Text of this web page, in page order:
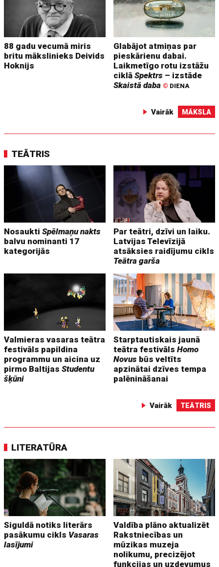
88 gadu vecumā miris
britu mākslinieks Deivids
Hoknijs
Glabājot atmiņas par
pieskārienu dabai.
Laikmetīgo rotu izstāžu
ciklāSpektrs – izstāde
Skaistā daba © DIENA
Vairāk MĀKSLA
TEĀTRIS
NosauktiSpēlmaņu nakts
balvu nominanti 17
kategorijās
Par teātri, dzīvi un laiku.
Latvijas Televīzijā
atsāksies raidījumu cikls
Teātra garša
Valmieras vasaras teātra
festivāls papildina
programmu un aicina uz
pirmo BaltijasStudentu
šķūni
Starptautiskais jaunā
teātra festivālsHomo
Novus būs veltīts
apzinātai dzīves tempa
palēnināšanai
Vairāk TEĀTRIS
LITERATŪRA
Siguldā notiks literārs
pasākumu cikls Vasaras
lasījumi
Valdība plāno aktualizēt
Rakstniecības un
mūzikas muzeja
nolikumu, precizējot
funkcijas un uzdevumus